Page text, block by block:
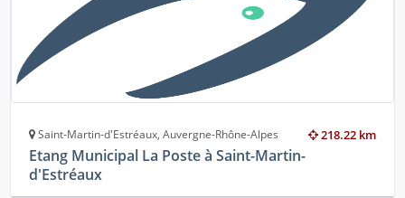
218.22 km
Saint-Martin-d'Estréaux, Auvergne-Rhône-Alpes
Etang Municipal La Poste à Saint-Martin-
d'Estréaux